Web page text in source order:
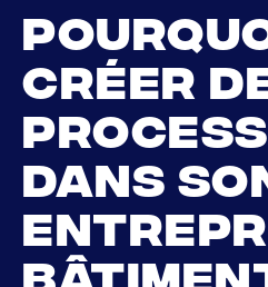
créer
dans